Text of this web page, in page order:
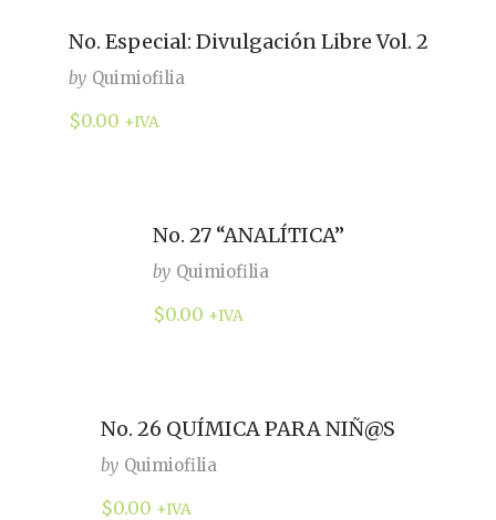
No. Especial: Divulgación Libre Vol. 2
by Quimiofilia
$0.00 +IVA
No. 27 “ANALÍTICA”
by Quimiofilia
$0.00 +IVA
No. 26 QUÍMICA PARA NIÑ@S
by Quimiofilia
$0.00 +IVA